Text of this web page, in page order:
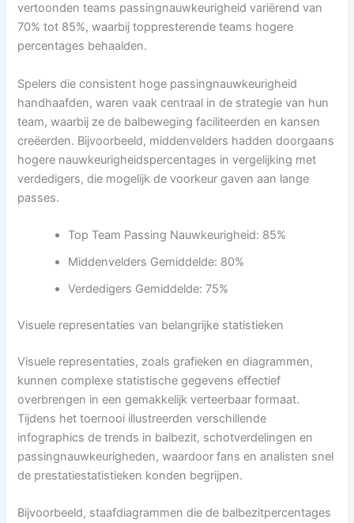
vertoonden teams passingnauwkeurigheid variërend van
70% tot 85%, waarbij toppresterende teams hogere
percentages behaalden.
Spelers die consistent hoge passingnauwkeurigheid
handhaafden, waren vaak centraal in de strategie van hun
team, waarbij ze de balbeweging faciliteerden en kansen
creëerden. Bijvoorbeeld, middenvelders hadden doorgaans
hogere nauwkeurigheidspercentages in vergelijking met
verdedigers, die mogelijk de voorkeur gaven aan lange
passes.
Top Team Passing Nauwkeurigheid: 85%
Middenvelders Gemiddelde: 80%
Verdedigers Gemiddelde: 75%
Visuele representaties van belangrijke statistieken
Visuele representaties, zoals grafieken en diagrammen,
kunnen complexe statistische gegevens effectief
overbrengen in een gemakkelijk verteerbaar formaat.
Tijdens het toernooi illustreerden verschillende
infographics de trends in balbezit, schotverdelingen en
passingnauwkeurigheden, waardoor fans en analisten snel
de prestatiestatistieken konden begrijpen.
Bijvoorbeeld, staafdiagrammen die de balbezitpercentages